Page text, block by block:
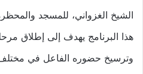
الشيخ الغزواني، للمسجد
هذا البرنامج يهدف إلى إطلاق
وترسيخ حضوره الفاعل في